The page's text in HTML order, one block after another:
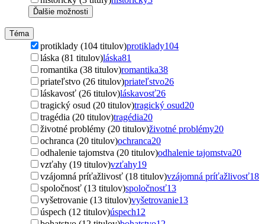
Ďalšie možnosti
Téma
protiklady (104 titulov)protiklady104
láska (81 titulov)láska81
romantika (38 titulov)romantika38
priateľstvo (26 titulov)priateľstvo26
láskavosť (26 titulov)láskavosť26
tragický osud (20 titulov)tragický osud20
tragédia (20 titulov)tragédia20
životné problémy (20 titulov)životné problémy20
ochranca (20 titulov)ochranca20
odhalenie tajomstva (20 titulov)odhalenie tajomstva20
vzťahy (19 titulov)vzťahy19
vzájomná príťažlivosť (18 titulov)vzájomná príťažlivosť18
spoločnosť (13 titulov)spoločnosť13
vyšetrovanie (13 titulov)vyšetrovanie13
úspech (12 titulov)úspech12